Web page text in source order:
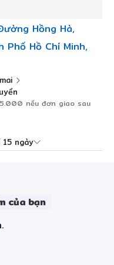
bảo độ ổn
liên tục.
hỗ trợ 4 cổng
kết nối
Hồng Hà,
Phố Hồ Chí Minh,
nếu đơn giao sau
15 ngày
của bạn